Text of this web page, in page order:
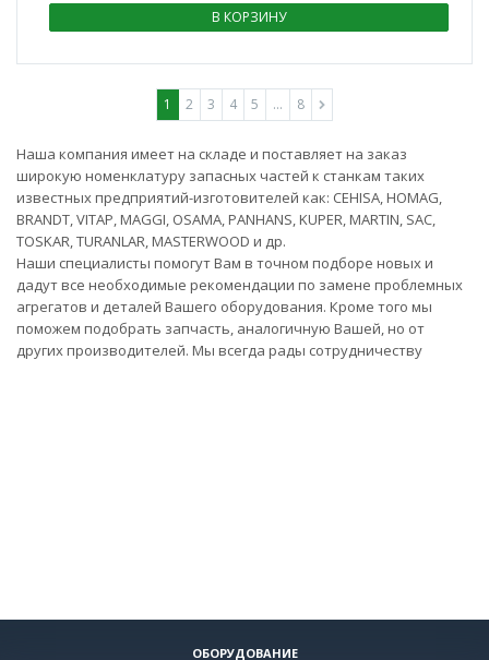
В КОРЗИНУ
1 2 3 4 5 ... 8
Наша компания имеет на складе и поставляет на заказ
широкую номенклатуру запасных частей к станкам таких
известных предприятий-изготовителей как: CEHISA, HOMAG,
BRANDT, VITAP, MAGGI, OSAMA, PANHANS, KUPER, MARTIN, SAC,
TOSKAR, TURANLAR, MASTERWOOD и др.
Наши специалисты помогут Вам в точном подборе новых и
дадут все необходимые рекомендации по замене проблемных
агрегатов и деталей Вашего оборудования. Кроме того мы
поможем подобрать запчасть, аналогичную Вашей, но от
других производителей. Мы всегда рады сотрудничеству
ОБОРУДОВАНИЕ